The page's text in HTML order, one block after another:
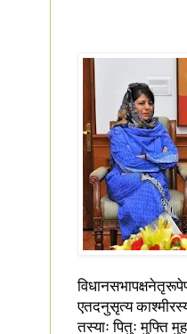
एतदनुसृत्य
तस्याः पितुः मुफ्ति